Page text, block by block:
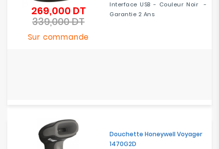
Interface USB - Couleur Noir -
Garantie 2 Ans
269,000 DTPrix
339,000 DTPrix
Sur commande
Douchette Honeywell Voyager
1470G2D